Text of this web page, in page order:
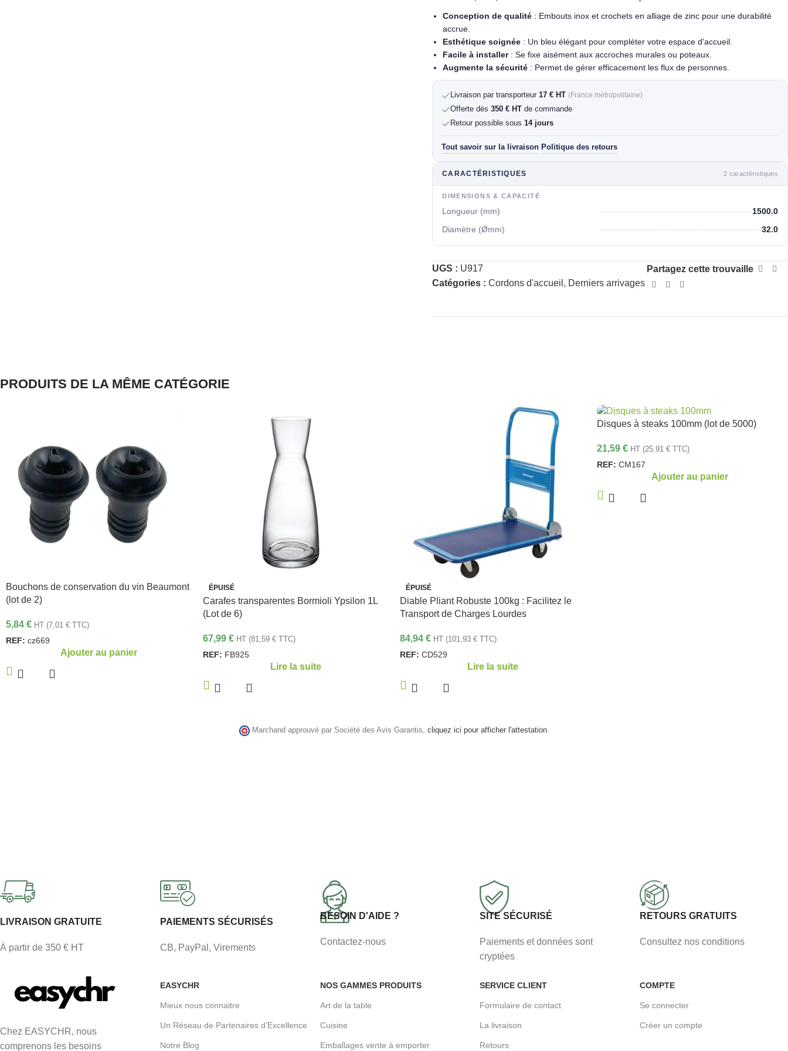
Conception de qualité : Embouts inox et crochets en alliage de zinc pour une durabilité
accrue.
Esthétique soignée : Un bleu élégant pour compléter votre espace d'accueil.
Facile à installer: Se fixe aisément aux accroches murales ou poteaux.
Augmente la sécurité : Permet de gérer efficacement les flux de personnes.
Livraison par transporteur 17 € HT (France métropolitaine)
Offerte dès350 € HT de commande
Retour possible sous 14 jours
Tout savoir sur la livraison· Politique des retours
CARACTÉRISTIQUES 2 caractéristiques
DIMENSIONS & CAPACITÉ
Longueur (mm) 1500.0
Diamètre (Ømm) 32.0
UGS : U917
Catégories : Cordons d'accueil , Derniers arrivages
Partagez cette trouvaille
PRODUITS DE LA MÊME CATÉGORIE
Bouchons de conservation du vin Beaumont
(lot de 2)
5,84 € HT (7,01 € TTC)
REF: cz669
Ajouter au panier
ÉPUISÉ
Carafes transparentes Bormioli Ypsilon 1L
(Lot de 6)
67,99 € HT (81,59 € TTC)
REF: FB925
Lire la suite
ÉPUISÉ
Diable Pliant Robuste 100kg : Facilitez le
Transport de Charges Lourdes
84,94 € HT (101,93 € TTC)
REF: CD529
Lire la suite
Disques à steaks 100mm (lot de 5000)
21,59 € HT (25,91 € TTC)
REF: CM167
Ajouter au panier
Marchand approuvé par Société des Avis Garantis, cliquez ici pour afficher l'attestation
LIVRAISON GRATUITE
À partir de 350 € HT
PAIEMENTS SÉCURISÉS
CB, PayPal, Virements
BESOIN D'AIDE ?
Contactez-nous
SITE SÉCURISÉ
Paiements et données sont
cryptées
RETOURS GRATUITS
Consultez nos conditions
Chez EASYCHR, nous
comprenons les besoins
EASYCHR
Mieux nous connaitre
Un Réseau de Partenaires d’Excellence
Notre Blog
NOS GAMMES PRODUITS
Art de la table
Cuisine
Emballages vente à emporter
SERVICE CLIENT
Formulaire de contact
La livraison
Retours
COMPTE
Se connecter
Créer un compte